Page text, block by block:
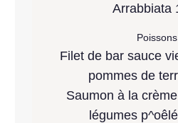
Arrabbiata
Filet de bar sauce
pommes de
Saumon à la
légumes